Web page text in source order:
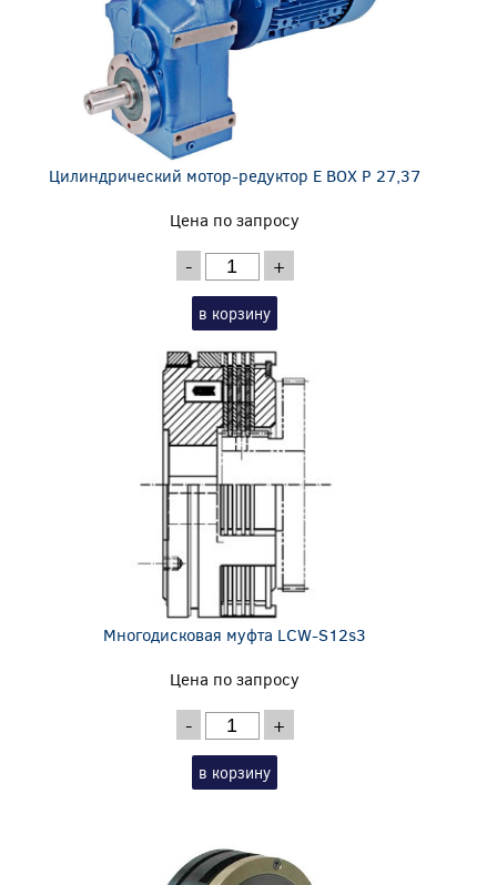
Цилиндрический мотор-редуктор E BOX P 27,37
Цена по запросу
- +
в корзину
Многодисковая муфта LCW-S12s3
Цена по запросу
- +
в корзину